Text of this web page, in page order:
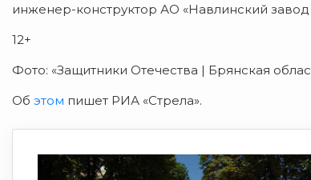
инженер-конструктор АО «Навлинский
12+
Фото: «Защитники Отечества | Брянская
Об этом пишет РИА «Стрела».